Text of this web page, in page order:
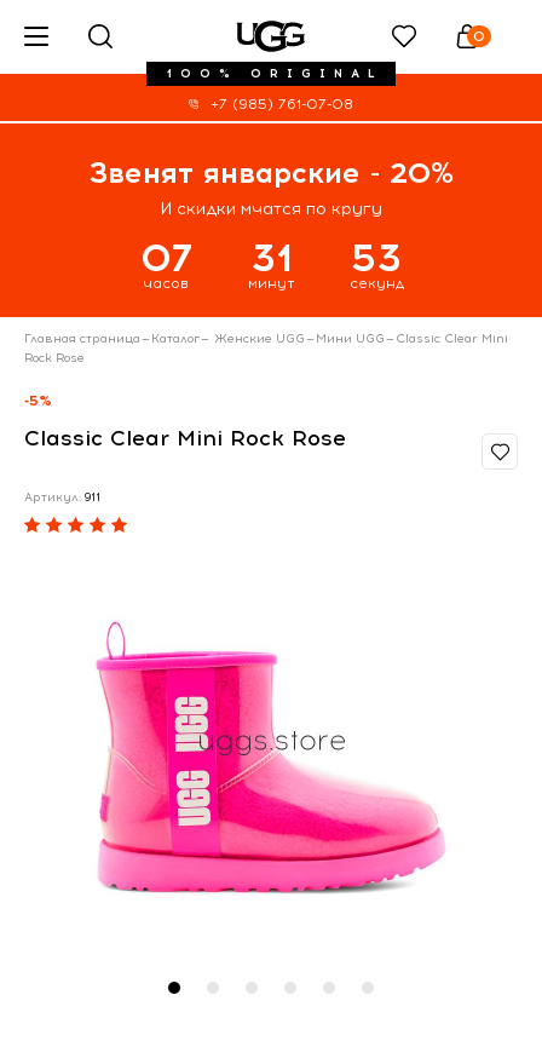
100% ORIGINAL
0
+7 (985) 761-07-08
Звенят январские - 20%
И скидки мчатся по кругу
07
часов
31
минут
53
секунд
Главная страница— Каталог— Женские UGG— Мини UGG— Classic Clear Mini
Rock Rose
-5%
Classic Clear Mini Rock Rose
Артикул: 911